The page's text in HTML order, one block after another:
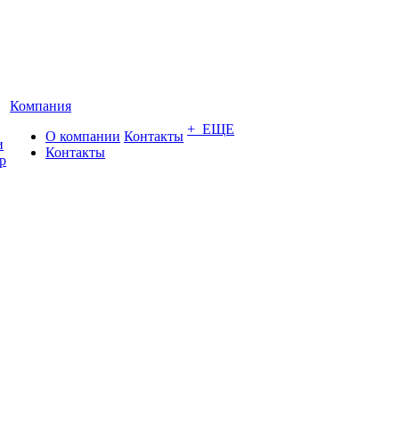
Компания
О компании
Контакты
Контакты + ЕЩЕ